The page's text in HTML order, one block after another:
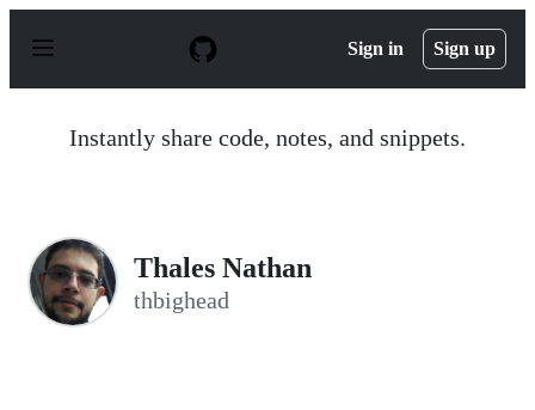
p
Sign in Sign up
Instantly share code, notes, and snippets.
Thales Nathan
thbighead